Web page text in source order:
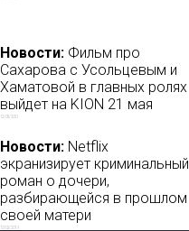
Новости: Фильм про
Сахарова с Усольцевым и
Хаматовой в главных ролях
выйдет на KION 21 мая
12/05/2021
Новости: Netflix
экранизирует криминальный
роман о дочери,
разбирающейся в прошлом
своей матери
10/02/2019